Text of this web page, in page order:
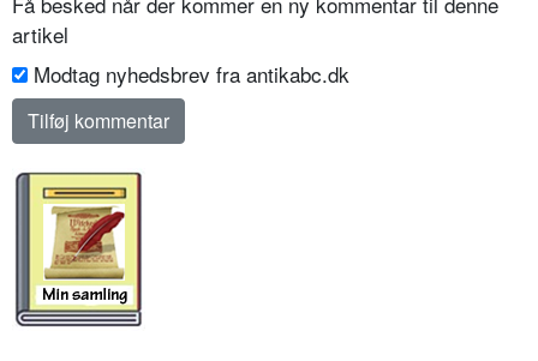
artikel
Modtag nyhedsbrev fra antikabc.dk